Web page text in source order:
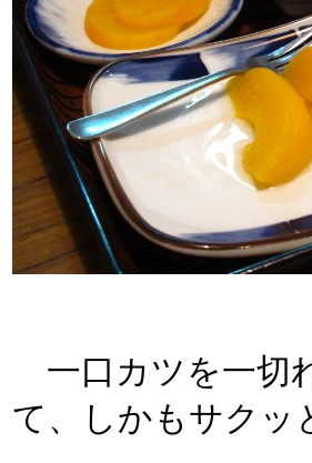
一口カツを一切
て、しかもサクッ